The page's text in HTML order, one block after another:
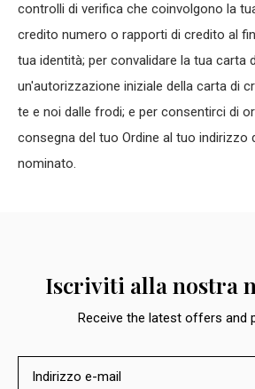
controlli di verifica che coinvolgono la
credito numero o rapporti di credito al
tua identità; per convalidare la tua carta
un'autorizzazione iniziale della carta di
te e noi dalle frodi; e per consentirci di
consegna del tuo Ordine al tuo indirizzo
nominato.
Iscriviti alla nostra
Receive the latest offers and